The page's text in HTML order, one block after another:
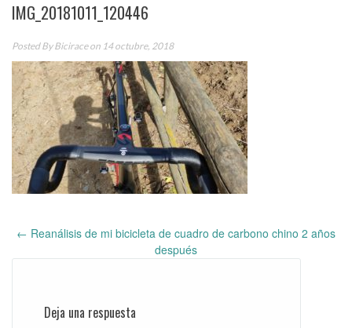
IMG_20181011_120446
Posted ByBiciraceon 14 octubre, 2018
navigation
← Reanálisis de mi bicicleta de cuadro de carbono chino 2 años
después
Deja una respuesta